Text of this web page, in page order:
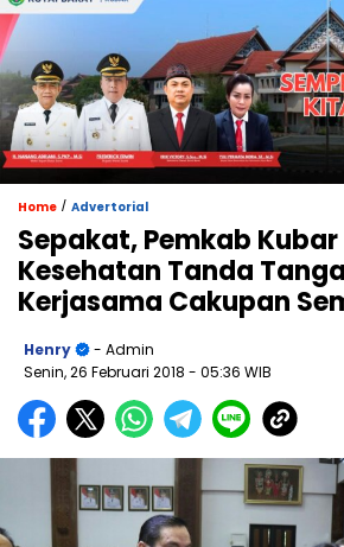
Home / Advertorial
Sepakat, Pemkab Kubar
Kesehatan Tanda
Kerjasama Cakupan
Henry
- Admin
Senin, 26 Februari 2018 - 05:36 WIB